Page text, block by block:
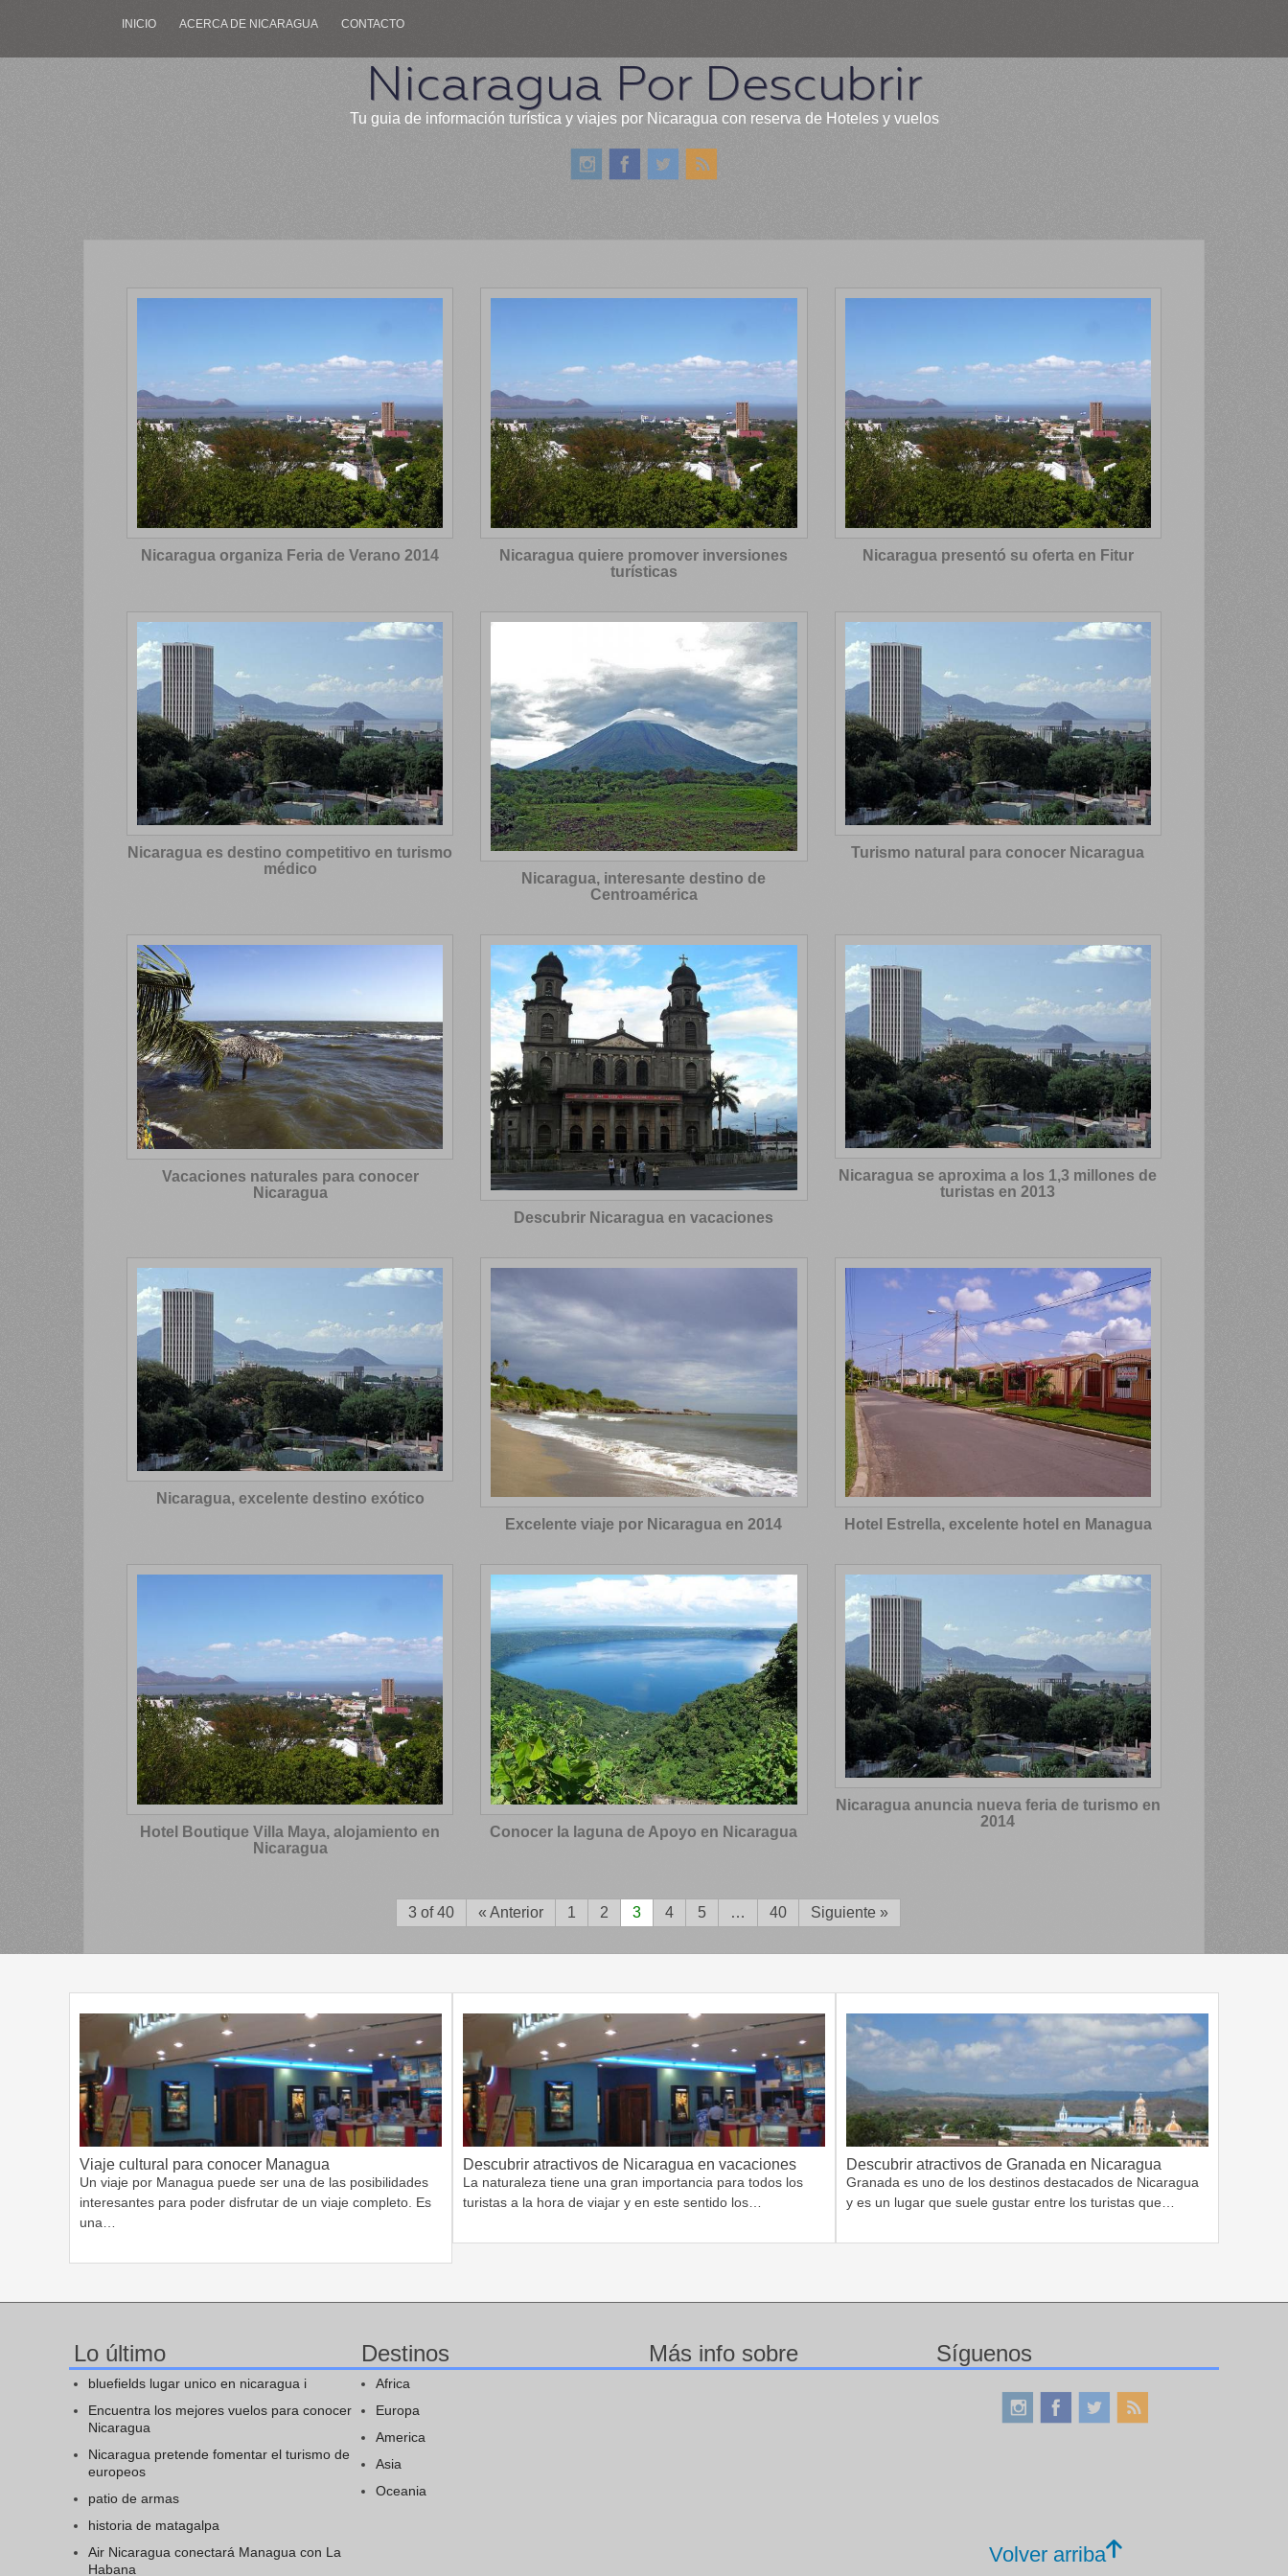
INICIO ACERCA DE NICARAGUA CONTACTO
Nicaragua Por Descubrir
Tu guia de información turística y viajes por Nicaragua con reserva de Hoteles y vuelos
Nicaragua organiza Feria de Verano 2014
Nicaragua quiere promover inversiones
turísticas
Nicaragua presentó su oferta en Fitur
Nicaragua es destino competitivo en turismo
médico
Nicaragua, interesante destino de
Centroamérica
Turismo natural para conocer Nicaragua
Vacaciones naturales para conocer
Nicaragua
Descubrir Nicaragua en vacaciones
Nicaragua se aproxima a los 1,3 millones de
turistas en 2013
Nicaragua, excelente destino exótico
Excelente viaje por Nicaragua en 2014
Hotel Estrella, excelente hotel en Managua
Hotel Boutique Villa Maya, alojamiento en
Nicaragua
Conocer la laguna de Apoyo en Nicaragua
Nicaragua anuncia nueva feria de turismo en
2014
3 of 40 « Anterior 1 2 3 4 5 … 40 Siguiente »
Viaje cultural para conocer Managua
Un viaje por Managua puede ser una de las posibilidades
interesantes para poder disfrutar de un viaje completo. Es
una…
Descubrir atractivos de Nicaragua en vacaciones
La naturaleza tiene una gran importancia para todos los
turistas a la hora de viajar y en este sentido los…
Descubrir atractivos de Granada en Nicaragua
Granada es uno de los destinos destacados de Nicaragua
y es un lugar que suele gustar entre los turistas que…
Lo último
bluefields lugar unico en nicaragua i
Encuentra los mejores vuelos para conocer
Nicaragua
Nicaragua pretende fomentar el turismo de
europeos
patio de armas
historia de matagalpa
Air Nicaragua conectará Managua con La
Habana
Destinos
Africa
Europa
America
Asia
Oceania
Más info sobre Síguenos
Volver arriba